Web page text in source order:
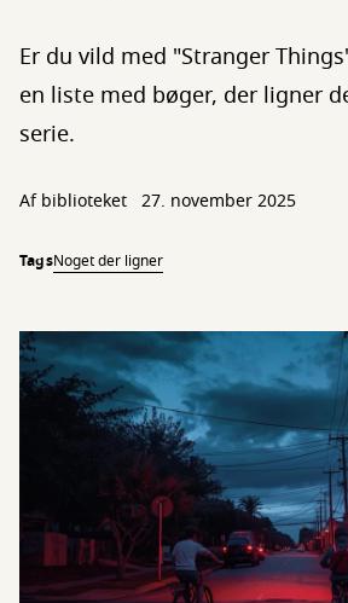
Er du vild med "Stranger
en liste med bøger, der ligner
serie.
Af biblioteket 27. november 2025
TagsNoget der ligner